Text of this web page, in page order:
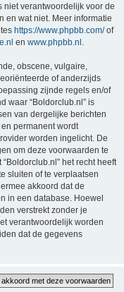
niet verantwoordelijk voor de
en wat niet. Meer informatie
https://www.phpbb.com/of
en www.phpbb.nl .
obscene, vulgaire,
of anderzijds
zijnde regels en/of
waar “Boldorclub.nl” is
van dergelijke berichten
permanent wordt
worden ingelicht. De
om deze voorwaarden te
het recht heeft
sluiten of te verplaatsen
akkoord dat de
in een database. Hoewel
verstrekt zonder je
verantwoordelijk worden
dat de gegevens